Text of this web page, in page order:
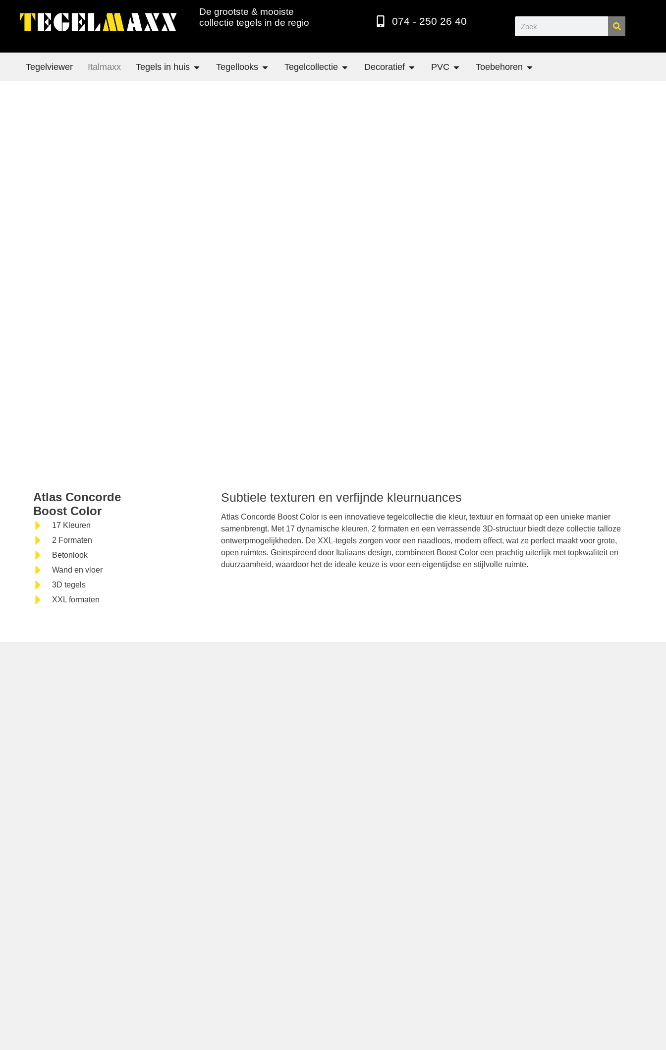
De grootste & mooiste
collectie tegels in de regio
074 - 250 26 40
Tegelviewer Italmaxx Tegels in huis Tegellooks Tegelcollectie Decoratief PVC Toebehoren
Atlas Concorde Boost Color
Subtiele texturen en verfijnde kleurnuances
Atlas Concorde Boost Color is een innovatieve tegelcollectie die kleur, textuur en formaat op een unieke manier
samenbrengt. Met 17 dynamische kleuren, 2 formaten en een verrassende 3D-structuur biedt deze collectie talloze
ontwerpmogelijkheden. De XXL-tegels zorgen voor een naadloos, modern effect, wat ze perfect maakt voor grote,
open ruimtes. Geïnspireerd door Italiaans design, combineert Boost Color een prachtig uiterlijk met topkwaliteit en
duurzaamheid, waardoor het de ideale keuze is voor een eigentijdse en stijlvolle ruimte.
Atlas Concorde
Boost Color
17 Kleuren
2 Formaten
Betonlook
Wand en vloer
3D tegels
XXL formaten